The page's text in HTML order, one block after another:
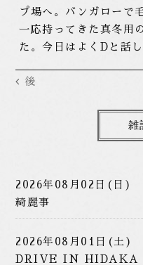
プ場へ。バンガローで
一応持ってきた真冬用
た。今日はよくDと話し
後
雑
2026年08月02日(日)
綺麗事
2026年08月01日(土)
DRIVE IN HIDAKA